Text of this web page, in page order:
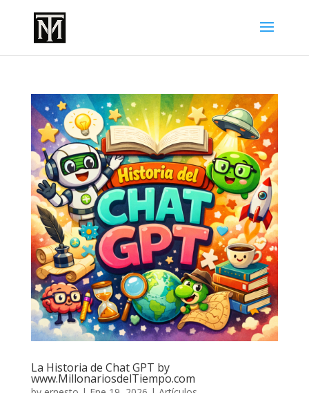
La Historia de Chat GPT by
www.MillonariosdelTiempo.com